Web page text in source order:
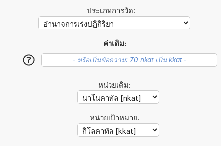
ประเภทการวัด:
ค่าเดิม:
?
หน่วยเดิม:
หน่วยเป้าหมาย: